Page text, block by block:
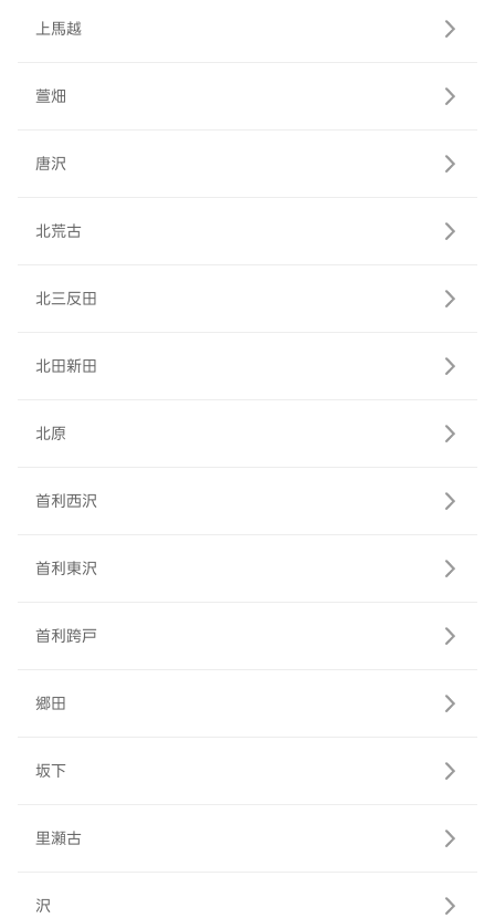
上馬越
萱畑
唐沢
北荒古
北三反田
北田新田
北原
首利西沢
首利東沢
首利跨戸
郷田
坂下
里瀬古
沢